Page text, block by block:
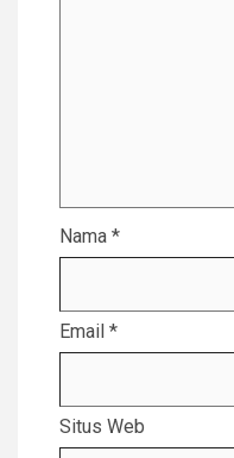
Nama *
Email *
Situs Web